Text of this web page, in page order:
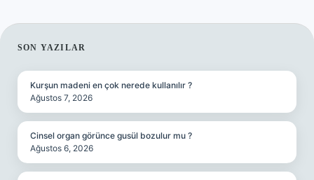
SIDEBAR
SON YAZILAR
Kurşun madeni en çok nerede kullanılır ?
Ağustos 7, 2026
Cinsel organ görünce gusül bozulur mu ?
Ağustos 6, 2026